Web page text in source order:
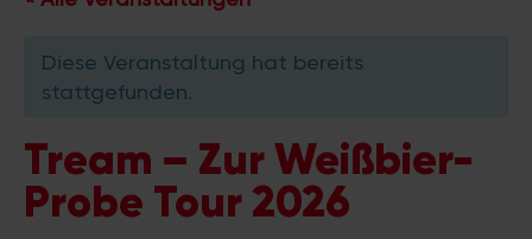
Diese Veranstaltung hat bereits
stattgefunden.
Tream – Zur Weißbier-
Probe Tour 2026